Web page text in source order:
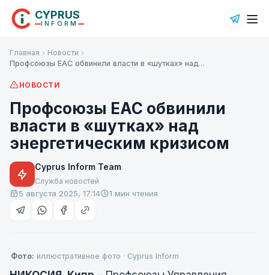
CYPRUS
INFORM
Главная
Новости
Профсоюзы EAC обвинили власти в «шутках» над…
НОВОСТИ
Профсоюзы EAC обвинили
власти в «шутках» над
энергетическим кризисом
Cyprus Inform Team
Служба новостей
5 августа 2025, 17:14 1 мин чтения
Фото: иллюстративное фото · Cyprus Inform